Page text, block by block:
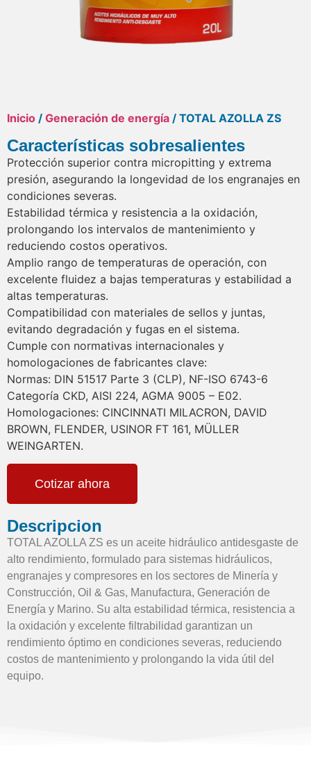
Inicio / Generación de energía / TOTAL AZOLLA ZS
Características sobresalientes
Protección superior contra micropitting y extrema
presión, asegurando la longevidad de los engranajes en
condiciones severas.
Estabilidad térmica y resistencia a la oxidación,
prolongando los intervalos de mantenimiento y
reduciendo costos operativos.
Amplio rango de temperaturas de operación, con
excelente fluidez a bajas temperaturas y estabilidad a
altas temperaturas.
Compatibilidad con materiales de sellos y juntas,
evitando degradación y fugas en el sistema.
Cumple con normativas internacionales y
homologaciones de fabricantes clave:
Normas: DIN 51517 Parte 3 (CLP), NF-ISO 6743-6
Categoría CKD, AISI 224, AGMA 9005 – E02.
Homologaciones: CINCINNATI MILACRON, DAVID
BROWN, FLENDER, USINOR FT 161, MÜLLER
WEINGARTEN.
Cotizar ahora
Descripcion
TOTAL AZOLLA ZS es un aceite hidráulico antidesgaste de
alto rendimiento, formulado para sistemas hidráulicos,
engranajes y compresores en los sectores de Minería y
Construcción, Oil & Gas, Manufactura, Generación de
Energía y Marino. Su alta estabilidad térmica, resistencia a
la oxidación y excelente filtrabilidad garantizan un
rendimiento óptimo en condiciones severas, reduciendo
costos de mantenimiento y prolongando la vida útil del
equipo.